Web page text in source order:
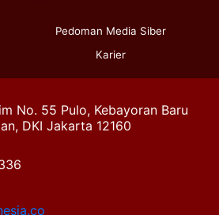
Pedoman Media Siber
Karier
No. 55 Pulo, Kebayoran Baru
DKI Jakarta 12160